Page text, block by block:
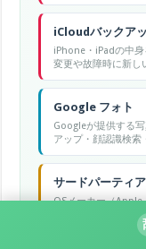
iCloudバックア
iPhone・iPadの中
変更や故障時に新し
Google フォト
Googleが提供する
アップ・顔認識検索
可能。
サードパーティ
OSメーカー（
リ。App Store・